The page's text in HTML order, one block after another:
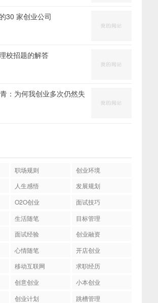
30 家创业公司
校招题的解答
：为何我创业多次仍然失
职场规则
创业环境
人生感悟
发展规划
O2O创业
面试技巧
生活随笔
目标管理
面试经验
创业融资
心情随笔
开店创业
移动互联网
求职经历
创意创业
小本创业
创业计划
跳槽管理